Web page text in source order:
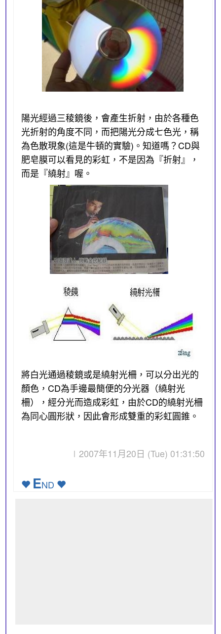
陽光經過三稜鏡後，會產生折射，由於各種色
光折射的角度不同，而把陽光分成七色光，稱
為色散現象(這是牛頓的實驗)。知道嗎？CD與
肥皂膜可以看見的彩虹，不是因為『折射』，
而是『繞射』喔。
將白光通過稜鏡或是繞射光柵，可以分出光的
顏色，CD為手邊最簡便的分光器（繞射光
柵），經分光而造成彩虹，由於CD的繞射光柵
為同心圓形狀，因此會形成雙重的彩虹圓錐。
∣2007年11月20日 (Tue) 01:31:50
END